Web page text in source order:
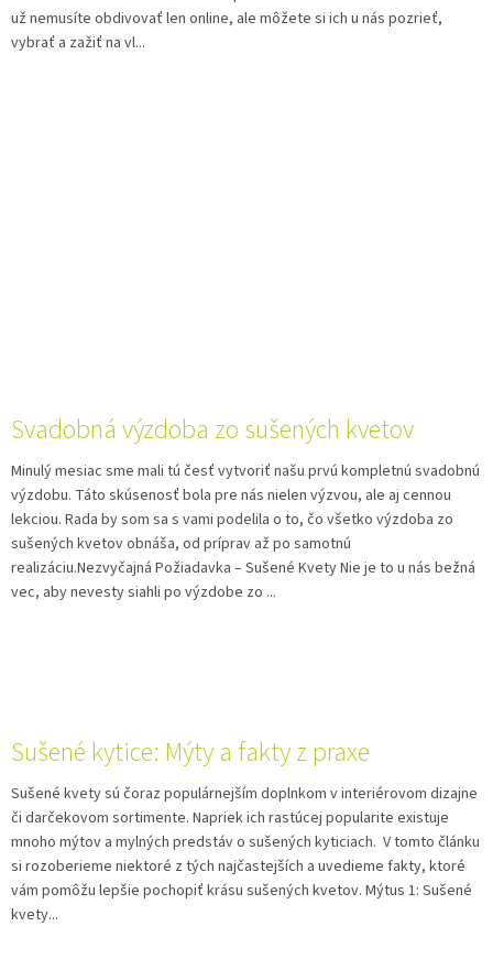
už nemusíte obdivovať len online, ale môžete si ich u nás pozrieť,
vybrať a zažiť na vl...
Svadobná výzdoba zo sušených kvetov
Minulý mesiac sme mali tú česť vytvoriť našu prvú kompletnú svadobnú
výzdobu. Táto skúsenosť bola pre nás nielen výzvou, ale aj cennou
lekciou. Rada by som sa s vami podelila o to, čo všetko výzdoba zo
sušených kvetov obnáša, od príprav až po samotnú
realizáciu.Nezvyčajná Požiadavka – Sušené Kvety Nie je to u nás bežná
vec, aby nevesty siahli po výzdobe zo ...
Sušené kytice: Mýty a fakty z praxe
Sušené kvety sú čoraz populárnejším doplnkom v interiérovom dizajne
či darčekovom sortimente. Napriek ich rastúcej popularite existuje
mnoho mýtov a mylných predstáv o sušených kyticiach. V tomto článku
si rozoberieme niektoré z tých najčastejších a uvedieme fakty, ktoré
vám pomôžu lepšie pochopiť krásu sušených kvetov. Mýtus 1: Sušené
kvety...